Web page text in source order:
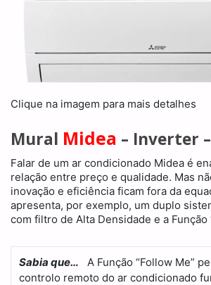
Clique na imagem para mais detalhes
Mural Midea – Inverter
Falar de um ar condicionado Midea é
relação entre preço e qualidade. Mas
inovação e eficiência ficam fora da
apresenta, por exemplo, um duplo
com filtro de Alta Densidade e a Função
Sabia que… A Função “Follow Me”
controlo remoto do ar condicionado